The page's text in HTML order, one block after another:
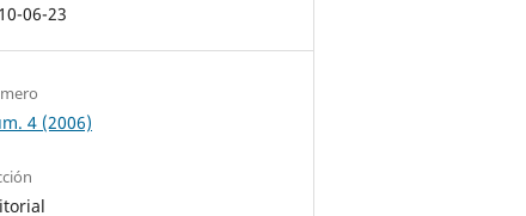
06-23
4 (2006)